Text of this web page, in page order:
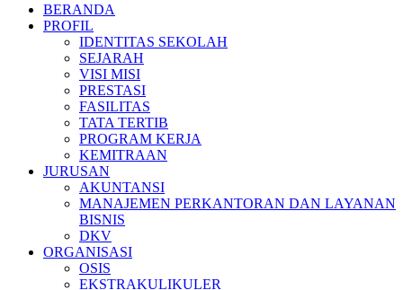
BERANDA
PROFIL
IDENTITAS SEKOLAH
SEJARAH
VISI MISI
PRESTASI
FASILITAS
TATA TERTIB
PROGRAM KERJA
KEMITRAAN
JURUSAN
AKUNTANSI
MANAJEMEN PERKANTORAN DAN LAYANAN
BISNIS
DKV
ORGANISASI
OSIS
EKSTRAKULIKULER